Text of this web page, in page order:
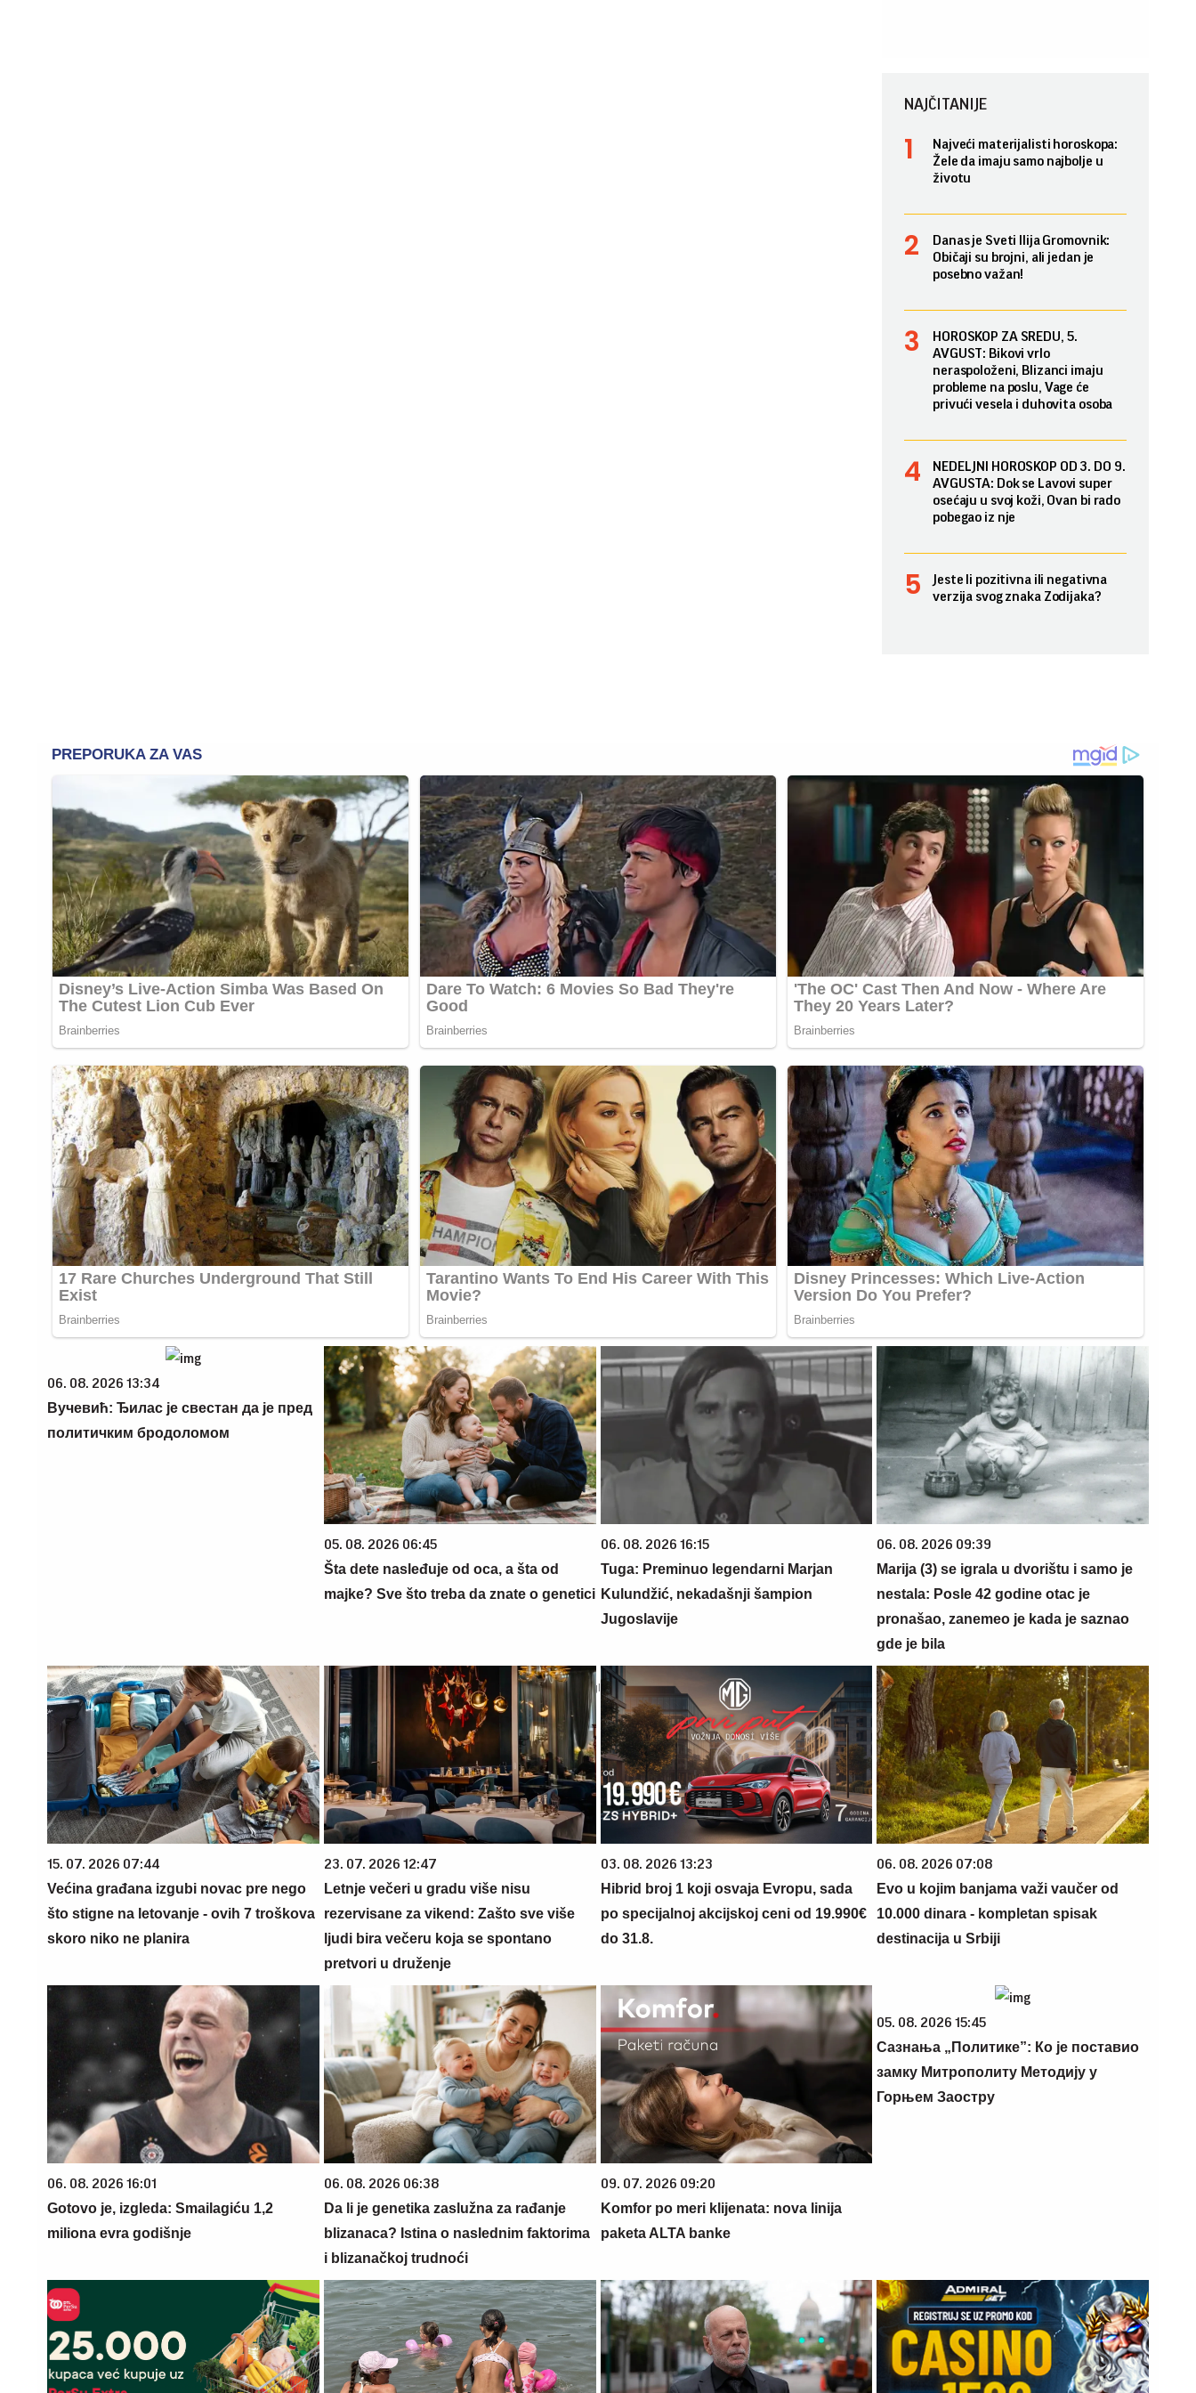
NAJČITANIJE
Najveći materijalisti horoskopa:
Žele da imaju samo najbolje u
životu
Danas je Sveti Ilija Gromovnik:
Običaji su brojni, ali jedan je
posebno važan!
HOROSKOP ZA SREDU, 5.
AVGUST: Bikovi vrlo
neraspoloženi, Blizanci imaju
probleme na poslu, Vage će
privući vesela i duhovita osoba
NEDELJNI HOROSKOP OD 3. DO 9.
AVGUSTA: Dok se Lavovi super
osećaju u svoj koži, Ovan bi rado
pobegao iz nje
Jeste li pozitivna ili negativna
verzija svog znaka Zodijaka?
06. 08. 2026 13:34
Вучевић: Ђилас је свестан да је пред
политичким бродоломом
05. 08. 2026 06:45
Šta dete nasleđuje od oca, a šta od
majke? Sve što treba da znate o genetici
06. 08. 2026 16:15
Tuga: Preminuo legendarni Marjan
Kulundžić, nekadašnji šampion
Jugoslavije
06. 08. 2026 09:39
Marija (3) se igrala u dvorištu i samo je
nestala: Posle 42 godine otac je
pronašao, zanemeo je kada je saznao
gde je bila
15. 07. 2026 07:44
Većina građana izgubi novac pre nego
što stigne na letovanje - ovih 7 troškova
skoro niko ne planira
23. 07. 2026 12:47
Letnje večeri u gradu više nisu
rezervisane za vikend: Zašto sve više
ljudi bira večeru koja se spontano
pretvori u druženje
03. 08. 2026 13:23
Hibrid broj 1 koji osvaja Evropu, sada
po specijalnoj akcijskoj ceni od 19.990€
do 31.8.
06. 08. 2026 07:08
Evo u kojim banjama važi vaučer od
10.000 dinara - kompletan spisak
destinacija u Srbiji
06. 08. 2026 16:01
Gotovo je, izgleda: Smailagiću 1,2
miliona evra godišnje
06. 08. 2026 06:38
Da li je genetika zaslužna za rađanje
blizanaca? Istina o naslednim faktorima
i blizanačkoj trudnoći
09. 07. 2026 09:20
Komfor po meri klijenata: nova linija
paketa ALTA banke
05. 08. 2026 15:45
Сазнања „Политике”: Ко је поставио
замку Митрополиту Методију у
Горњем Заостру